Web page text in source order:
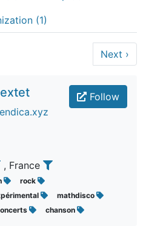
(1)
Next ›
Follow
, France
rock
mathdisco
chanson